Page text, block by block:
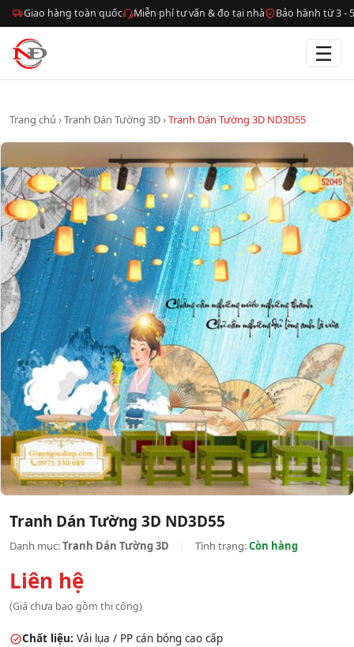
Giao hàng toàn quốc Miễn phí tư vấn & đo tại nhà Bảo hành từ 3 -
☰
Trang chủ ›Tranh Dán Tường 3D›Tranh Dán Tường 3D ND3D55
Tranh Dán Tường 3D ND3D55
Danh mục:Tranh Dán Tường 3D Tình trạng:Còn hàng
Liên hệ
(Giá chưa bao gồm thi công)
Chất liệu: Vải lụa / PP cán bóng cao cấp